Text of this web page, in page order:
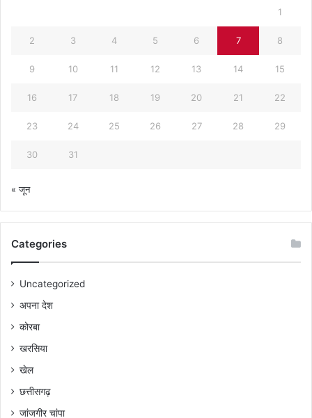
1
2 3 4 5 6 7 8
9 10 11 12 13 14 15
16 17 18 19 20 21 22
23 24 25 26 27 28 29
30 31
« जून
Categories
Uncategorized
अपना देश
कोरबा
खरसिया
खेल
छत्तीसगढ़
जांजगीर चांपा